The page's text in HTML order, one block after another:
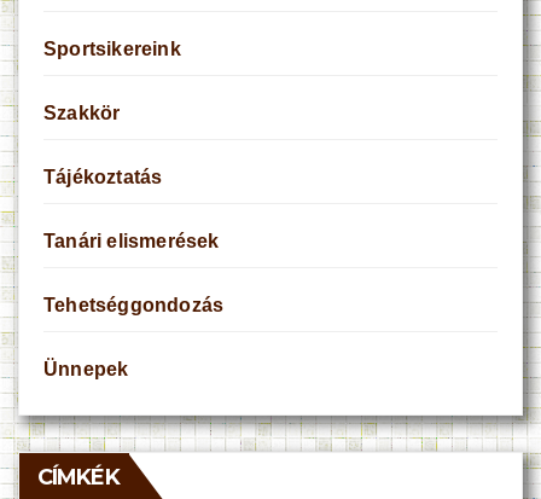
Sportsikereink
Szakkör
Tájékoztatás
Tanári elismerések
Tehetséggondozás
Ünnepek
CÍMKÉK